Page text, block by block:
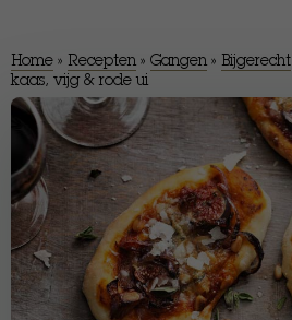
Home » Recepten » Gangen » Bijgerecht
kaas, vijg & rode ui